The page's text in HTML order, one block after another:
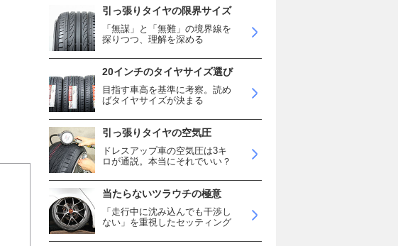
引っ張りタイヤの限界サイズ
「無謀」と「無難」の境界線を
探りつつ、理解を深める
20インチのタイヤサイズ選び
目指す車高を基準に考察。読め
ばタイヤサイズが決まる
引っ張りタイヤの空気圧
ドレスアップ車の空気圧は3キ
ロが通説。本当にそれでいい？
当たらないツラウチの極意
「走行中に沈み込んでも干渉し
ない」を重視したセッティング